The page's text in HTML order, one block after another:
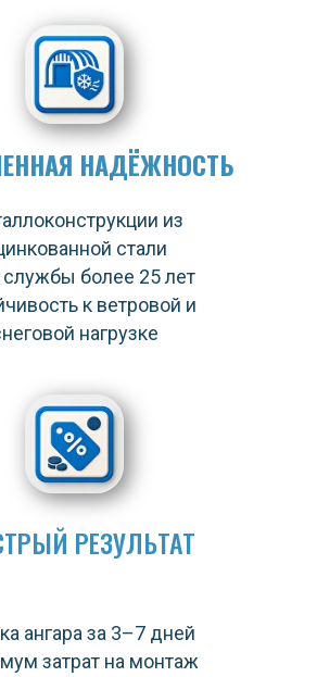
из
стали
более 25 лет
к ветровой и
нагрузке
НАДЁЖНОСТЬ
РЕЗУЛЬТАТ
ангара за 3–7 дней
затрат на монтаж